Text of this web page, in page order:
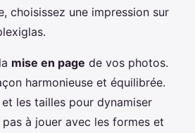
choisissez une impression sur
mise en page de vos photos.
harmonieuse et équilibrée.
les tailles pour dynamiser
pas à jouer avec les formes et